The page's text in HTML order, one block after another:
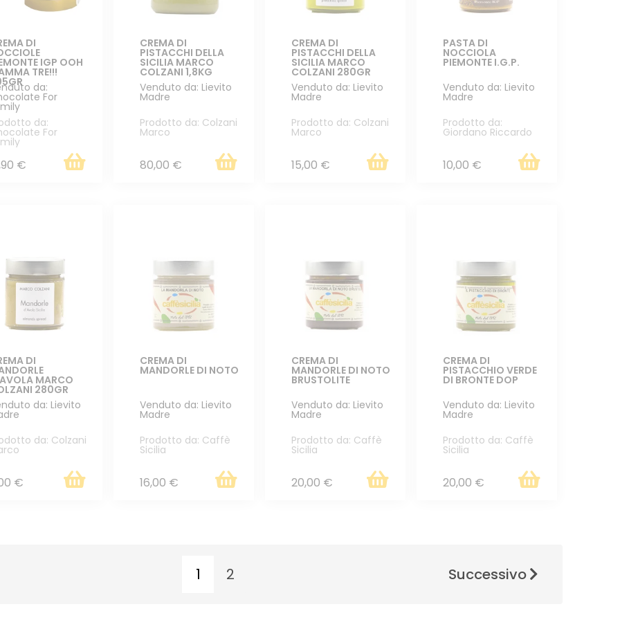
DI
IGP OOH
TRE!!!
da:
For
da:
For
€
CREMA DI
PISTACCHI DELLA
SICILIA MARCO
COLZANI 1,8KG
Venduto da: Lievito
Madre
Prodotto da: Colzani
Marco
80,00 €
CREMA DI
PISTACCHI DELLA
SICILIA MARCO
COLZANI 280GR
Venduto da: Lievito
Madre
Prodotto da: Colzani
Marco
15,00 €
PASTA DI
NOCCIOLA
PIEMONTE I.G.P.
Venduto da: Lievito
Madre
Prodotto da:
Giordano Riccardo
10,00 €
DI
MARCO
280GR
da: Lievito
da: Colzani
€
CREMA DI
MANDORLE DI NOTO
Venduto da: Lievito
Madre
Prodotto da: Caffè
Sicilia
16,00 €
CREMA DI
MANDORLE DI NOTO
BRUSTOLITE
Venduto da: Lievito
Madre
Prodotto da: Caffè
Sicilia
20,00 €
CREMA DI
PISTACCHIO VERDE
DI BRONTE DOP
Venduto da: Lievito
Madre
Prodotto da: Caffè
Sicilia
20,00 €
1 2 Successivo